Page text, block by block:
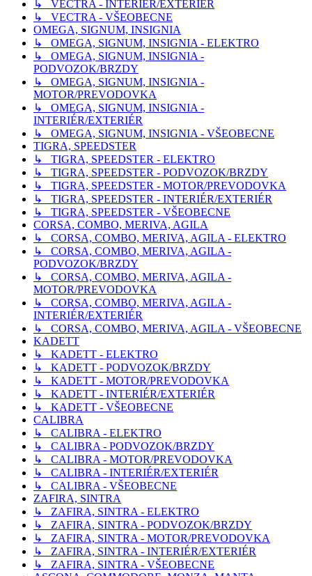
↳ VECTRA - INTERIÉR/EXTERIÉR
↳ VECTRA - VŠEOBECNE
OMEGA, SIGNUM, INSIGNIA
↳ OMEGA, SIGNUM, INSIGNIA - ELEKTRO
↳ OMEGA, SIGNUM, INSIGNIA -
PODVOZOK/BRZDY
↳ OMEGA, SIGNUM, INSIGNIA -
MOTOR/PREVODOVKA
↳ OMEGA, SIGNUM, INSIGNIA -
INTERIÉR/EXTERIÉR
↳ OMEGA, SIGNUM, INSIGNIA - VŠEOBECNE
TIGRA, SPEEDSTER
↳ TIGRA, SPEEDSTER - ELEKTRO
↳ TIGRA, SPEEDSTER - PODVOZOK/BRZDY
↳ TIGRA, SPEEDSTER - MOTOR/PREVODOVKA
↳ TIGRA, SPEEDSTER - INTERIÉR/EXTERIÉR
↳ TIGRA, SPEEDSTER - VŠEOBECNE
CORSA, COMBO, MERIVA, AGILA
↳ CORSA, COMBO, MERIVA, AGILA - ELEKTRO
↳ CORSA, COMBO, MERIVA, AGILA -
PODVOZOK/BRZDY
↳ CORSA, COMBO, MERIVA, AGILA -
MOTOR/PREVODOVKA
↳ CORSA, COMBO, MERIVA, AGILA -
INTERIÉR/EXTERIÉR
↳ CORSA, COMBO, MERIVA, AGILA - VŠEOBECNE
KADETT
↳ KADETT - ELEKTRO
↳ KADETT - PODVOZOK/BRZDY
↳ KADETT - MOTOR/PREVODOVKA
↳ KADETT - INTERIÉR/EXTERIÉR
↳ KADETT - VŠEOBECNE
CALIBRA
↳ CALIBRA - ELEKTRO
↳ CALIBRA - PODVOZOK/BRZDY
↳ CALIBRA - MOTOR/PREVODOVKA
↳ CALIBRA - INTERIÉR/EXTERIÉR
↳ CALIBRA - VŠEOBECNE
ZAFIRA, SINTRA
↳ ZAFIRA, SINTRA - ELEKTRO
↳ ZAFIRA, SINTRA - PODVOZOK/BRZDY
↳ ZAFIRA, SINTRA - MOTOR/PREVODOVKA
↳ ZAFIRA, SINTRA - INTERIÉR/EXTERIÉR
↳ ZAFIRA, SINTRA - VŠEOBECNE